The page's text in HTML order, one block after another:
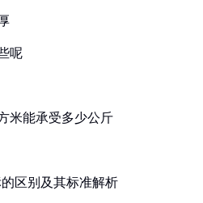
呢
米能承受多少公斤
区别及其标准解析